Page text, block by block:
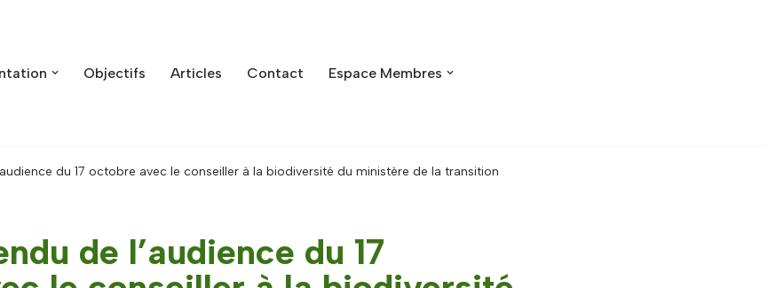
Objectifs Articles Contact Espace Membres
du 17 octobre avec le conseiller à la biodiversité du ministère de la transition
de l’audience du 17